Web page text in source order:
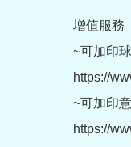
增值服務
~可加印
https://
~可加印
https://